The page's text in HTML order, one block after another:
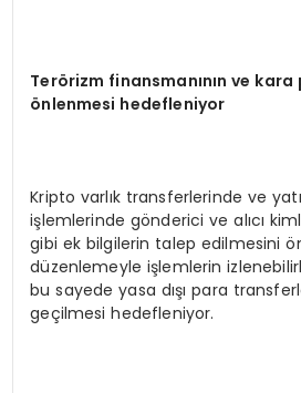
Terörizm finansmanının ve
önlenmesi hedefleniyor
Kripto varlık transferlerinde ve
işlemlerinde gönderici ve alıcı
gibi ek bilgilerin talep edilmesini
düzenlemeyle işlemlerin
bu sayede yasa dışı para
geçilmesi hedefleniyor.